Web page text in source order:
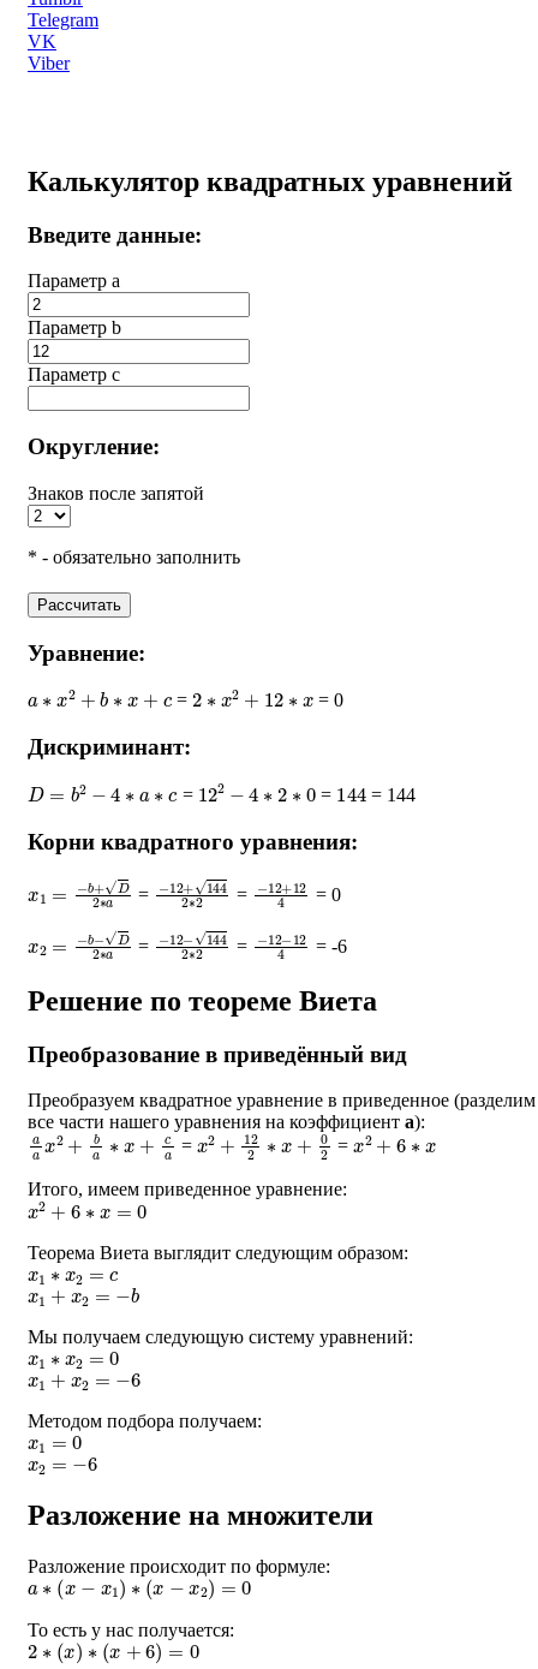
Telegram
VK
Viber
Калькулятор квадратных уравнений
Введите данные:
Параметр a
Параметр b
Параметр с
Округление:
Знаков после запятой
* - обязательно заполнить
Рассчитать
Уравнение:
2 b ∗ = 2 2 + 12 ∗ = 0
Дискриминант:
D= 2− a = 122 ∗ 2∗ 0 = 144 = 144
Корни квадратного уравнения:
b+D2∗ = −12+144 ∗2
= −12+12 = 0
− D2∗ = 12 −144 2
= 12 −12 = -6
Решение по теореме Виета
Преобразование в приведённый вид
Преобразуем квадратное уравнение в приведенное (разделим
все части нашего уравнения на коэффициент a):
aax2+ba∗x+ca = x2+122 ∗x+02 =x2+6∗x
Итого, имеем приведенное уравнение:
x2+6∗x=0
Теорема Виета выглядит следующим образом:
x1∗x2= c
x1 + x2 =− b
Мы получаем следующую систему уравнений:
x1∗x2= 0
x1 + x2 =− 6
Методом подбора получаем:
x1=0
x2 =− 6
Разложение на множители
Разложение происходит по формуле:
a ∗(x−x1)∗ (x−x2)=0
То есть у нас получается:
2∗(x)∗( x+6)=0